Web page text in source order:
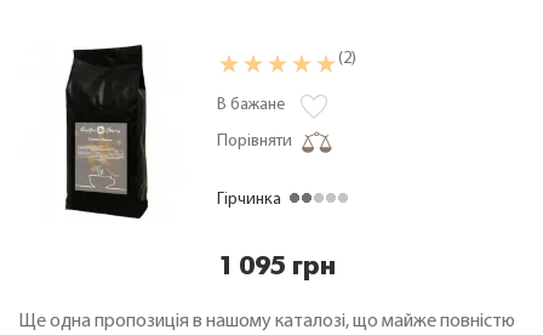
(2)
В бажане
Порівняти
Гірчинка
1 095 грн
Ще одна пропозиція в нашому каталозі, що майже повністю